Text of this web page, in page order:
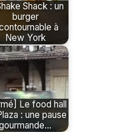
Shack : un
burger
à
New York
Le food hall
: une pause